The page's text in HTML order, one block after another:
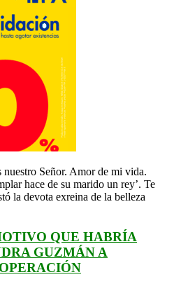
Señor. Amor de mi vida.
hace de su marido un rey’. Te
la devota exreina de la belleza
QUE HABRÍA
GUZMÁN A